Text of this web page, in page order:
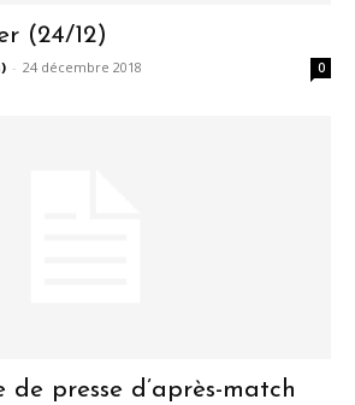
(24/12)
- 24 décembre 2018 0
de presse d’après-match